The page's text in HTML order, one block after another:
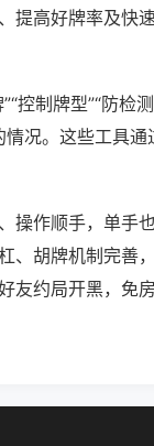
提高好牌率及快
控制牌型”“防检
情况。这些工具通
操作顺手，单手
、胡牌机制完善
约局开黑，免房